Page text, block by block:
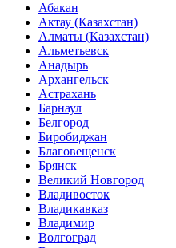
Абакан
Актау (Казахстан)
Алматы (Казахстан)
Альметьевск
Анадырь
Архангельск
Астрахань
Барнаул
Белгород
Биробиджан
Благовещенск
Брянск
Великий Новгород
Владивосток
Владикавказ
Владимир
Волгоград